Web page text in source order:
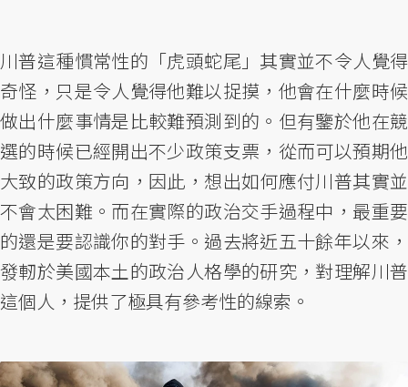
川普這種慣常性的「虎頭蛇尾」其實並不令人覺得
奇怪，只是令人覺得他難以捉摸，他會在什麼時候
做出什麼事情是比較難預測到的。但有鑒於他在競
選的時候已經開出不少政策支票，從而可以預期他
大致的政策方向，因此，想出如何應付川普其實並
不會太困難。而在實際的政治交手過程中，最重要
的還是要認識你的對手。過去將近五十餘年以來，
發軔於美國本土的政治人格學的研究，對理解川普
這個人，提供了極具有參考性的線索。